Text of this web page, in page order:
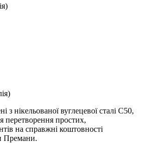
з нікельованої вуглецевої сталі C50,
перетворення простих,
на справжні коштовності
Премани.